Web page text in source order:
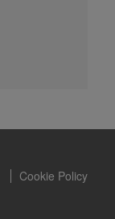
Cookie Policy